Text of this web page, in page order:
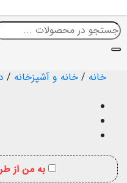
خانه / خانه و آشپزخانه /
به من از